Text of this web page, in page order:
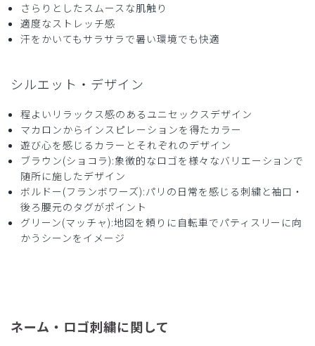
着てても動きやすい。
サイズ感もちょうど良かった。
商品：R65Scrub Canvas Club:Sadaharu AOKI parisス
役に立った 0
ホワイトタイガー様
購入確認済み
2025-10-10
年齢:50代 身長: 176-180cm
グリーンが新鮮
さらりとしたスムースな肌触り
適度なストレッチ感
汗をかいてもサラサラで暑い環境でも快適
シルエット・デザイン
程よいリラックス感のあるユニセックスデザイン
マカロンからインスピレーションを得たカラー
遊び心を感じるカラーとそれぞれのデザイン
ブラウン(ショコラ):象徴的なロゴを様々なバリエーションで
随所に施したデザイン
ボルドー(フランボワーズ):パリの日常を感じる刺繍と袖口・
後ろ腰元のタグがポイント
グリーン(マッチャ):地図を頼りに自転車でパティスリーに向
かうシーンをイメージ
ネーム・ロゴ刺繍に関して